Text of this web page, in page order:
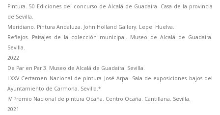
Pintura. 50 Ediciones del concurso de Alcalá de Guadaíra. Casa de la provincia
de Sevilla.
Meridiano. Pintura Andaluza. John Holland Gallery. Lepe. Huelva.
Reflejos. Paisajes de la colección municipal. Museo de Alcalá de Guadaíra.
Sevilla.
2022
De Par en Par 3. Museo de Alcalá de Guadaíra. Sevilla.
LXXV Certamen Nacional de pintura José Arpa. Sala de exposiciones bajos del
Ayuntamiento de Carmona. Sevilla.*
IV Premio Nacional de pintura Ocaña. Centro Ocaña. Cantillana. Sevilla.
2021